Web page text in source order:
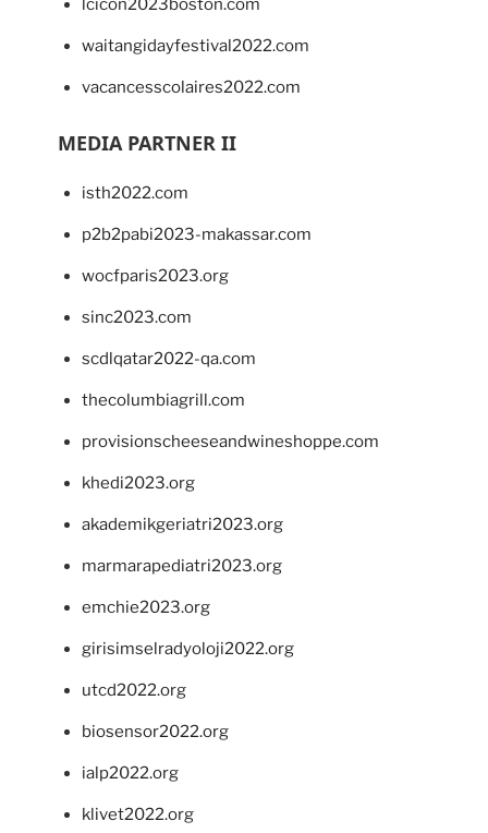
lcicon2023boston.com
waitangidayfestival2022.com
vacancesscolaires2022.com
MEDIA PARTNER II
isth2022.com
p2b2pabi2023-makassar.com
wocfparis2023.org
sinc2023.com
scdlqatar2022-qa.com
thecolumbiagrill.com
provisionscheeseandwineshoppe.com
khedi2023.org
akademikgeriatri2023.org
marmarapediatri2023.org
emchie2023.org
girisimselradyoloji2022.org
utcd2022.org
biosensor2022.org
ialp2022.org
klivet2022.org